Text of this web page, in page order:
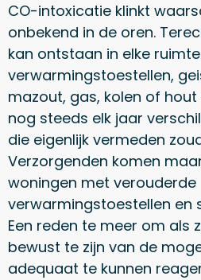
CO-intoxicatie klinkt
onbekend in de oren.
kan ontstaan in elke
verwarmingstoestellen,
mazout, gas, kolen of
nog steeds elk jaar
die eigenlijk vermeden
Verzorgenden komen
woningen met verouderde
verwarmingstoestellen en
Een reden te meer om als
bewust te zijn van de
adequaat te kunnen